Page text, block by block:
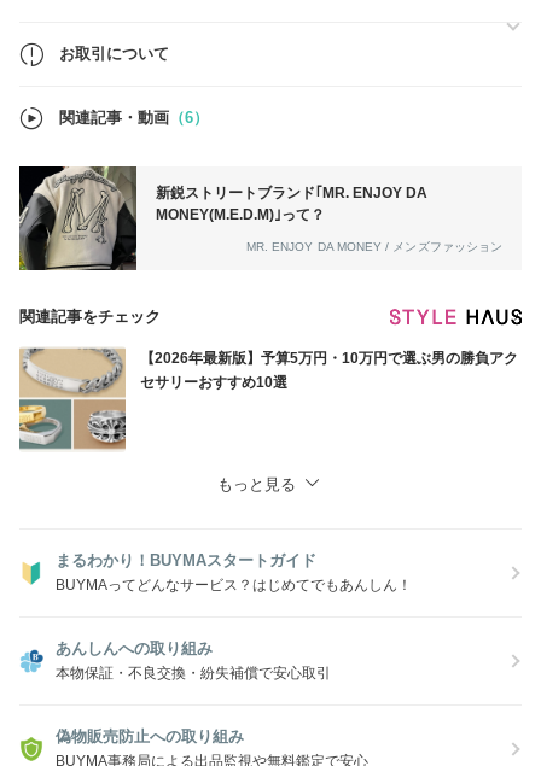
休業期間中のお問い合わせは通常通り対応させていただきますが、通常
よりもご回答にお時間をいただく場合がございます。
お取引について
関連記事・動画 （6）
新鋭ストリートブランド｢MR. ENJOY DA
MONEY(M.E.D.M)｣って？
MR. ENJOY DA MONEY / メンズファッション
関連記事をチェック
【2026年最新版】予算5万円・10万円で選ぶ男の勝負アク
セサリーおすすめ10選
もっと見る
まるわかり！BUYMAスタートガイド
BUYMAってどんなサービス？はじめてでもあんしん！
あんしんへの取り組み
本物保証・不良交換・紛失補償で安心取引
偽物販売防止への取り組み
BUYMA事務局による出品監視や無料鑑定で安心